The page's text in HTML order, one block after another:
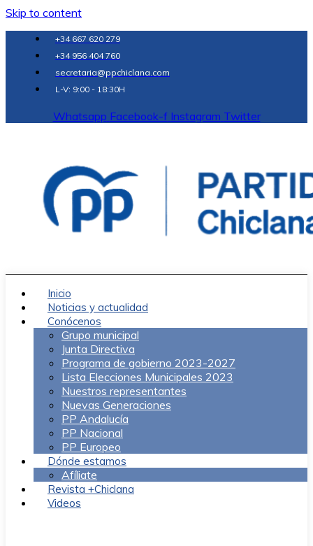
Skip to content
+34 667 620 279
+34 956 404 760
secretaria@ppchiclana.com
L-V: 9:00 - 18:30H
Whatsapp Facebook-f Instagram Twitter
Inicio
Noticias y actualidad
Conócenos
Grupo municipal
Junta Directiva
Programa de gobierno 2023-2027
Lista Elecciones Municipales 2023
Nuestros representantes
Nuevas Generaciones
PP Andalucía
PP Nacional
PP Europeo
Dónde estamos
Afíliate
Revista +Chiclana
Videos